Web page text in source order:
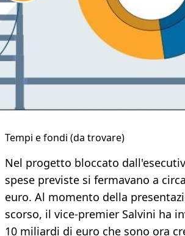
​Tempi e fondi (da trovare)
Nel progetto bloccato
spese previste si fermavano a
euro. Al momento della
scorso, il vice-premier Salvini ha
10 miliardi di euro che sono ora